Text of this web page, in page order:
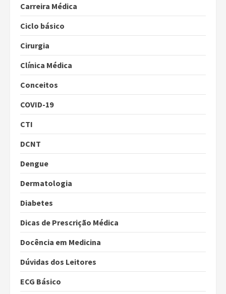
Carreira Médica
Ciclo básico
Cirurgia
Clínica Médica
Conceitos
COVID-19
CTI
DCNT
Dengue
Dermatologia
Diabetes
Dicas de Prescrição Médica
Docência em Medicina
Dúvidas dos Leitores
ECG Básico